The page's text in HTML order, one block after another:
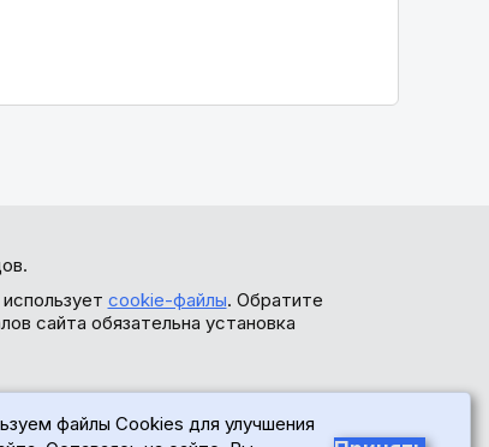
cookie-файлы. Обратите
сайта обязательна установка
файлы Cookies для улучшения